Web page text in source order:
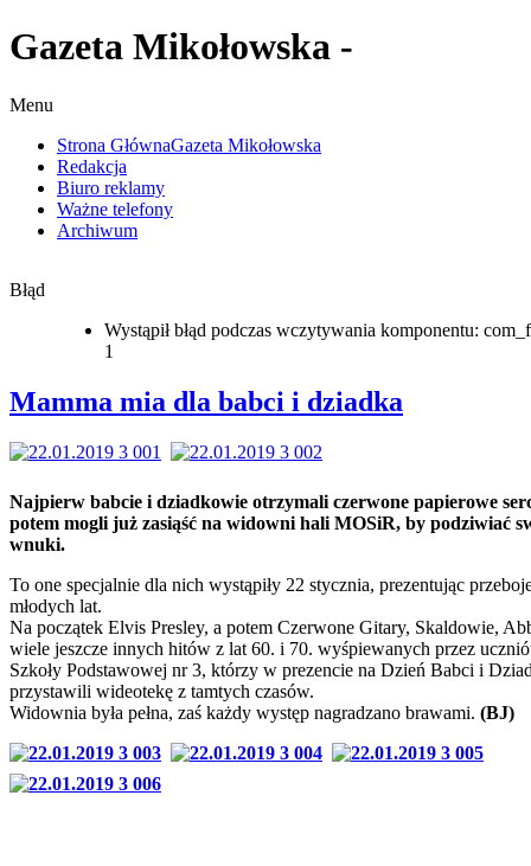
Gazeta Mikołowska -
Menu
Strona GłównaGazeta Mikołowska
Redakcja
Biuro reklamy
Ważne telefony
Archiwum
Błąd
Wystąpił błąd podczas wczytywania komponentu:
1
Mamma mia dla babci i dziadka
Najpierw babcie i dziadkowie otrzymali czerwone papierowe
potem mogli już zasiąść na widowni hali MOSiR, by podziwiać
wnuki.
To one specjalnie dla nich wystąpiły 22 stycznia, prezentując
młodych lat.
Na początek Elvis Presley, a potem Czerwone Gitary, Skaldowie,
wiele jeszcze innych hitów z lat 60. i 70. wyśpiewanych przez
Szkoły Podstawowej nr 3, którzy w prezencie na Dzień Babci i
przystawili wideotekę z tamtych czasów.
Widownia była pełna, zaś każdy występ nagradzano brawami. (BJ)